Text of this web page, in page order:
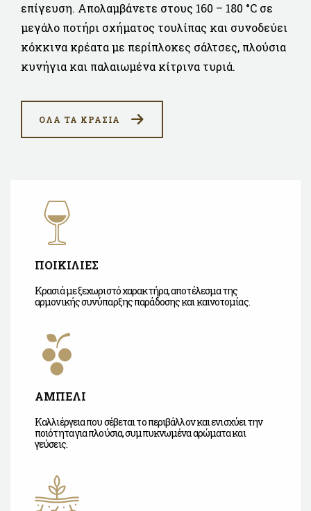
επίγευση. Απολαμβάνετε στους 160 – 180 °C σε
μεγάλο ποτήρι σχήματος τουλίπας και συνοδεύει
κόκκινα κρέατα με περίπλοκες σάλτσες, πλούσια
κυνήγια και παλαιωμένα κίτρινα τυριά.
ΟΛΑ ΤΑ ΚΡΑΣΙΑ
ΠΟΙΚΙΛΙΕΣ
Κρασιά με ξεχωριστό χαρακτήρα, αποτέλεσμα της
αρμονικής συνύπαρξης παράδοσης και καινοτομίας.
ΑΜΠΕΛΙ
Καλλιέργεια που σέβεται το περιβάλλον και ενισχύει την
ποιότητα για πλούσια, συμπυκνωμένα αρώματα και
γεύσεις.